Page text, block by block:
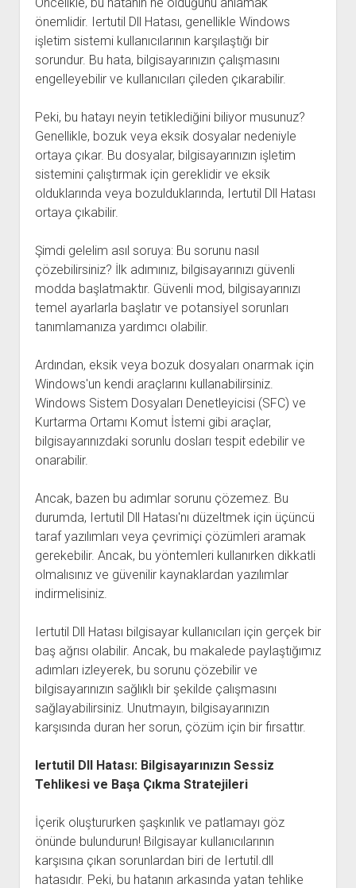
önemlidir. Iertutil Dll Hatası, genellikle Windows
işletim sistemi kullanıcılarının karşılaştığı bir
sorundur. Bu hata, bilgisayarınızın çalışmasını
engelleyebilir ve kullanıcıları çileden çıkarabilir.
Peki, bu hatayı neyin tetiklediğini biliyor musunuz?
Genellikle, bozuk veya eksik dosyalar nedeniyle
ortaya çıkar. Bu dosyalar, bilgisayarınızın işletim
sistemini çalıştırmak için gereklidir ve eksik
olduklarında veya bozulduklarında, Iertutil Dll Hatası
ortaya çıkabilir.
Şimdi gelelim asıl soruya: Bu sorunu nasıl
çözebilirsiniz? İlk adımınız, bilgisayarınızı güvenli
modda başlatmaktır. Güvenli mod, bilgisayarınızı
temel ayarlarla başlatır ve potansiyel sorunları
tanımlamanıza yardımcı olabilir.
Ardından, eksik veya bozuk dosyaları onarmak için
Windows'un kendi araçlarını kullanabilirsiniz.
Windows Sistem Dosyaları Denetleyicisi (SFC) ve
Kurtarma Ortamı Komut İstemi gibi araçlar,
bilgisayarınızdaki sorunlu dosları tespit edebilir ve
onarabilir.
Ancak, bazen bu adımlar sorunu çözemez. Bu
durumda, Iertutil Dll Hatası'nı düzeltmek için üçüncü
taraf yazılımları veya çevrimiçi çözümleri aramak
gerekebilir. Ancak, bu yöntemleri kullanırken dikkatli
olmalısınız ve güvenilir kaynaklardan yazılımlar
indirmelisiniz.
Iertutil Dll Hatası bilgisayar kullanıcıları için gerçek bir
baş ağrısı olabilir. Ancak, bu makalede paylaştığımız
adımları izleyerek, bu sorunu çözebilir ve
bilgisayarınızın sağlıklı bir şekilde çalışmasını
sağlayabilirsiniz. Unutmayın, bilgisayarınızın
karşısında duran her sorun, çözüm için bir fırsattır.
Iertutil Dll Hatası: Bilgisayarınızın Sessiz
Tehlikesi ve Başa Çıkma Stratejileri
İçerik oluştururken şaşkınlık ve patlamayı göz
önünde bulundurun! Bilgisayar kullanıcılarının
karşısına çıkan sorunlardan biri de Iertutil.dll
hatasıdır. Peki, bu hatanın arkasında yatan tehlike